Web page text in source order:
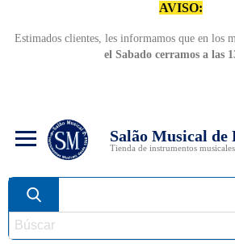
AVISO:
Estimados clientes, les informamos que en los
el Sabado cerramos a las
Salão Musical de
Tienda de instrumentos